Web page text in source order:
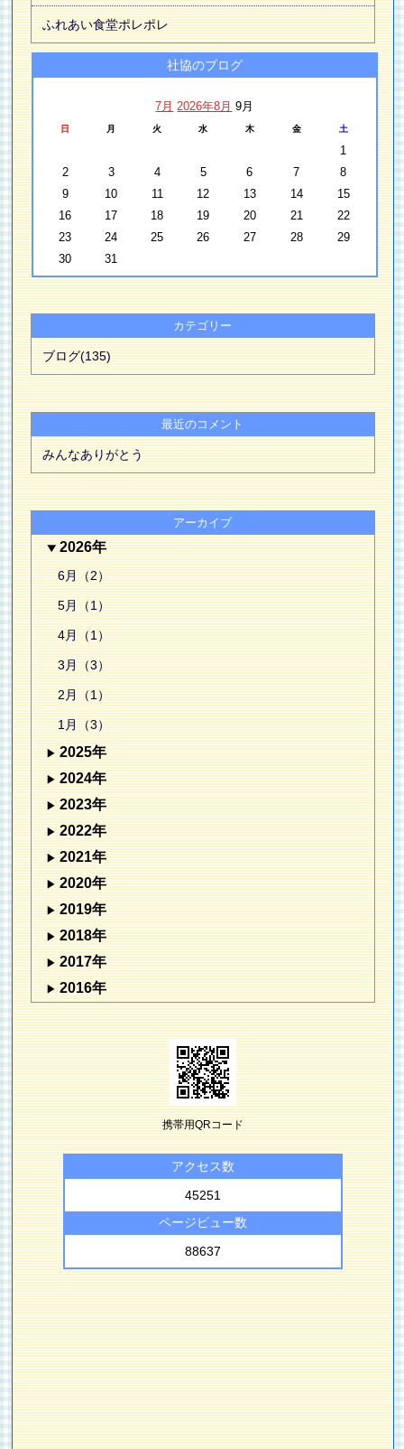
ふれあい食堂ポレポレ
社協のブログ
7月 2026年8月 9月
日 月 火 水 木 金 土
1
2
3 4 5 6 7
8
9
10 11 12 13 14
15
16
17 18 19 20 21
22
23
24 25 26 27 28
29
30
31
カテゴリー
ブログ(135)
最近のコメント
みんなありがとう
アーカイブ
2026年
6月（2）
5月（1）
4月（1）
3月（3）
2月（1）
1月（3）
2025年
2024年
2023年
2022年
2021年
2020年
2019年
2018年
2017年
2016年
携帯用QRコード
アクセス数
45251
ページビュー数
88637